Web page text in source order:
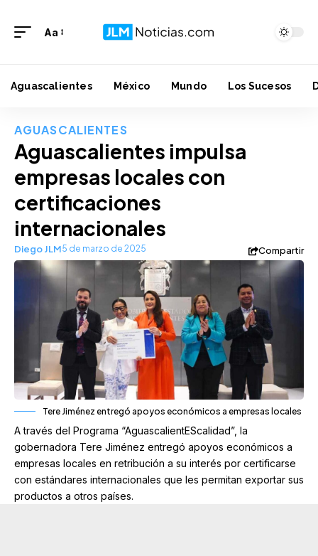
Aa
Aguascalientes México Mundo Los Sucesos
AGUASCALIENTES
Aguascalientes impulsa
empresas locales con
certificaciones
internacionales
Diego JLM5 de marzo de 2025 Compartir
Tere Jiménez entregó apoyos económicos a empresas locales
A través del Programa “AguascalientEScalidad”, la
gobernadora Tere Jiménez entregó apoyos económicos a
empresas locales en retribución a su interés por certificarse
con estándares internacionales que les permitan exportar sus
productos a otros países.